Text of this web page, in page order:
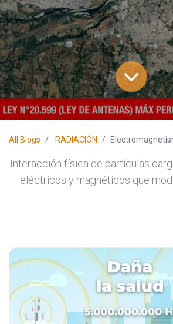
All Blogs RADIACIÓN
Interacción física de partículas
eléctricos y magnéticos que